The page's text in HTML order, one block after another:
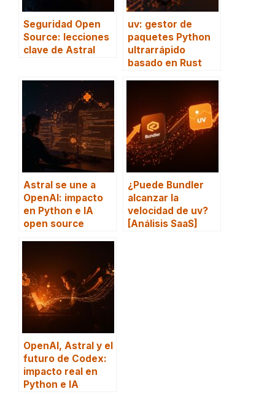
Seguridad Open
Source: lecciones
clave de Astral
uv: gestor de
paquetes Python
ultrarrápido
basado en Rust
Astral se une a
OpenAI: impacto
en Python e IA
open source
¿Puede Bundler
alcanzar la
velocidad de uv?
[Análisis SaaS]
OpenAI, Astral y el
futuro de Codex:
impacto real en
Python e IA